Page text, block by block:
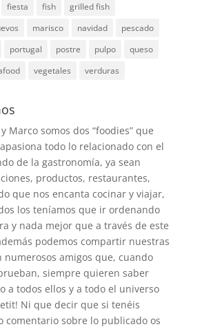
fiesta fish
grilled fish
marisco navidad
pescado
portugal postre pulpo
queso
vegetales verduras
Marco somos dos “foodies” que
todo lo relacionado con el
de la gastronomía, ya sean
productos, restaurantes,
que nos encanta cocinar y viajar,
los teníamos que ir ordenando
y nada mejor que a través de este
podemos compartir nuestras
numerosos amigos que, cuando
siempre quieren saber
a todos ellos y a todo el universo
Ni que decir que si tenéis
comentario sobre lo publicado os